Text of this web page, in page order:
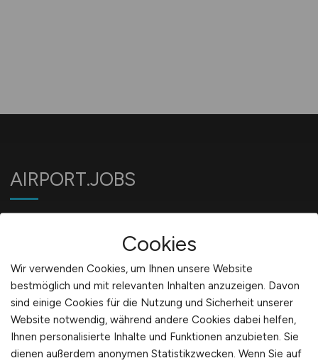
AIRPORT.JOBS
Für Arbeitgeber
Stellenanzeigen schalten
Mediadaten & Konditionen
Cookies
Wir verwenden Cookies, um Ihnen unsere Website
bestmöglich und mit relevanten Inhalten anzuzeigen. Davon
sind einige Cookies für die Nutzung und Sicherheit unserer
Website notwendig, während andere Cookies dabei helfen,
Ihnen personalisierte Inhalte und Funktionen anzubieten. Sie
dienen außerdem anonymen Statistikzwecken. Wenn Sie auf